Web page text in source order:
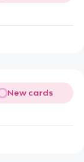
New cards